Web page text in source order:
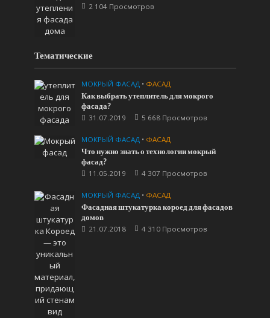
2 104 Просмотров
Тематические
МОКРЫЙ ФАСАД • ФАСАД
Как выбрать утеплитель для мокрого
фасада?
31.07.2019
5 668 Просмотров
МОКРЫЙ ФАСАД • ФАСАД
Что нужно знать о технологии мокрый
фасад?
11.05.2019
4 307 Просмотров
МОКРЫЙ ФАСАД • ФАСАД
Фасадная штукатурка короед для фасадов
домов
21.07.2018
4 310 Просмотров